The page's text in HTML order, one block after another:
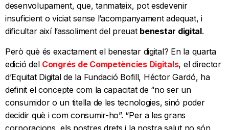
desenvolupament, que, tanmateix, pot esdevenir
insuficient o viciat sense l’acompanyament adequat, i
dificultar així l’assoliment del preuat benestar digital.
Però què és exactament el benestar digital? En la quarta
edició del Congrés de Competències Digitals, el director
d’Equitat Digital de la Fundació Bofill, Héctor Gardó, ha
definit el concepte com la capacitat de “no ser un
consumidor o un titella de les tecnologies, sinó poder
decidir què i com consumir-ho”. “Per a les grans